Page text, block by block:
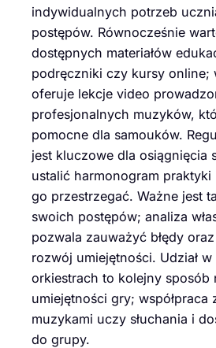
indywidualnych potrzeb
postępów. Równocześnie
dostępnych materiałów
podręczniki czy kursy online;
oferuje lekcje video
profesjonalnych muzyków,
pomocne dla samouków.
jest kluczowe dla osiągnięcia
ustalić harmonogram
go przestrzegać. Ważne jest
swoich postępów; analiza
pozwala zauważyć błędy
rozwój umiejętności. Udział w
orkiestrach to kolejny sposób
umiejętności gry; współpraca
muzykami uczy słuchania i
do grupy.